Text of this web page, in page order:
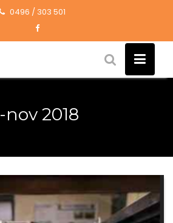
0496 / 303 501
2018